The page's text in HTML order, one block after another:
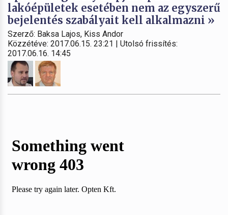
lakóépületek esetében nem az egyszerű
bejelentés szabályait kell alkalmazni »
Szerző: Baksa Lajos, Kiss Andor
Közzétéve: 2017.06.15. 23:21 | Utolsó frissítés:
2017.06.16. 14:45